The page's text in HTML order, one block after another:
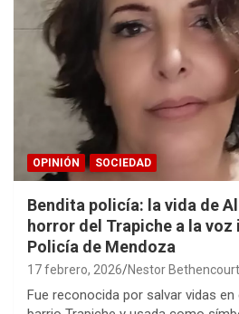
OPINIÓN SOCIEDAD
Bendita policía: la vida de
horror del Trapiche a la voz
Policía de Mendoza
17 febrero, 2026 Nestor Bethencourt
Fue reconocida por salvar vidas